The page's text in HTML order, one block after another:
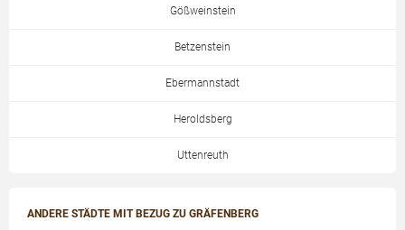
Gößweinstein
Betzenstein
Ebermannstadt
Heroldsberg
Uttenreuth
ANDERE STÄDTE MIT BEZUG ZU GRÄFENBERG